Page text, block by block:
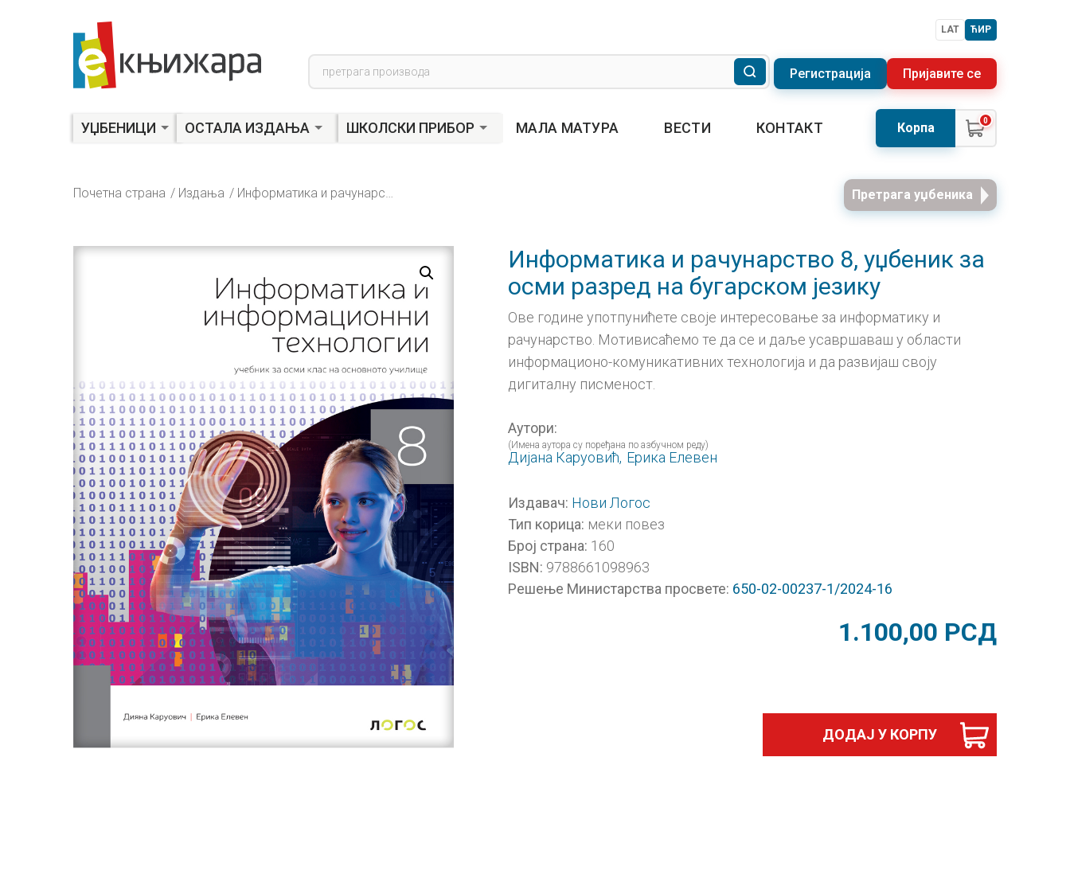
LAT ЋИР
Products
search
Регистрација Пријавите се
УЏБЕНИЦИ ОСТАЛА ИЗДАЊА ШКОЛСКИ ПРИБОР МАЛА МАТУРА ВЕСТИ КОНТАКТ Корпа 0
Почетна страна Издања Претрага уџбеника
Информатика и рачунарство 8, уџбеник за
осми разред на бугарском језику
Ове године употпунићете своје интересовање за информатику и
рачунарство. Мотивисаћемо те да се и даље усавршаваш у области
информационо-комуникативних технологија и да развијаш своју
дигиталну писменост.
Аутори:
(Имена аутора су поређана по азбучном реду)
Дијана Каруовић, Ерика Елевен
Издавач: Нови Логос
Тип корица: меки повез
Број страна: 160
ISBN: 9788661098963
Решење Министарства просвете: 650-02-00237-1/2024-16
1.100,00 РСД
ДОДАЈ У КОРПУ